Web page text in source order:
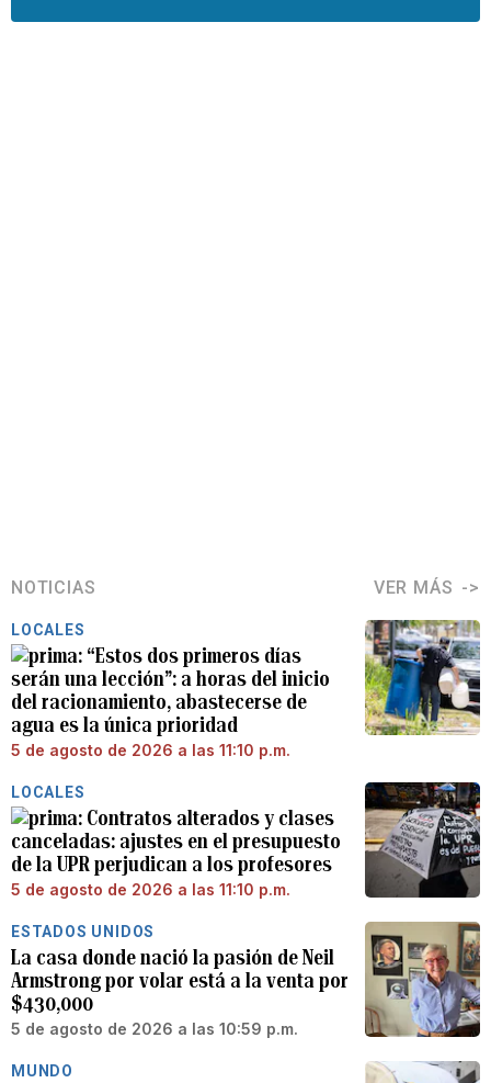
NOTICIAS VER MÁS
LOCALES
“Estos dos primeros días
serán una lección”: a horas del inicio
del racionamiento, abastecerse de
agua es la única prioridad
5 de agosto de 2026 a las 11:10 p.m.
LOCALES
Contratos alterados y clases
canceladas: ajustes en el presupuesto
de la UPR perjudican a los profesores
5 de agosto de 2026 a las 11:10 p.m.
ESTADOS UNIDOS
La casa donde nació la pasión de Neil
Armstrong por volar está a la venta por
$430,000
5 de agosto de 2026 a las 10:59 p.m.
MUNDO